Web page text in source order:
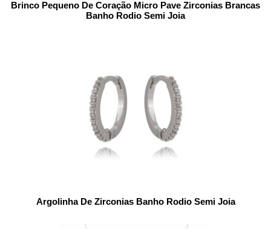
Brinco Pequeno De Coração Micro Pave Zirconias Brancas
Banho Rodio Semi Joia
Argolinha De Zirconias Banho Rodio Semi Joia